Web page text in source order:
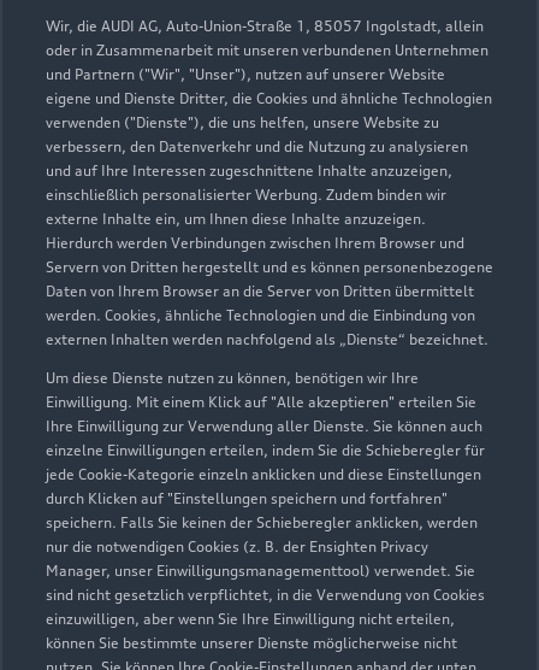
Wir, die AUDI AG, Auto-Union-Straße 1, 85057 Ingolstadt, allein
oder in Zusammenarbeit mit unseren verbundenen Unternehmen
und Partnern ("Wir", "Unser"), nutzen auf unserer Website
eigene und Dienste Dritter, die Cookies und ähnliche Technologien
verwenden ("Dienste"), die uns helfen, unsere Website zu
verbessern, den Datenverkehr und die Nutzung zu analysieren
und auf Ihre Interessen zugeschnittene Inhalte anzuzeigen,
einschließlich personalisierter Werbung. Zudem binden wir
externe Inhalte ein, um Ihnen diese Inhalte anzuzeigen.
Hierdurch werden Verbindungen zwischen Ihrem Browser und
Servern von Dritten hergestellt und es können personenbezogene
Daten von Ihrem Browser an die Server von Dritten übermittelt
werden. Cookies, ähnliche Technologien und die Einbindung von
externen Inhalten werden nachfolgend als „Dienste“ bezeichnet.
Um diese Dienste nutzen zu können, benötigen wir Ihre
Einwilligung. Mit einem Klick auf "Alle akzeptieren" erteilen Sie
Ihre Einwilligung zur Verwendung aller Dienste. Sie können auch
einzelne Einwilligungen erteilen, indem Sie die Schieberegler für
jede Cookie-Kategorie einzeln anklicken und diese Einstellungen
durch Klicken auf "Einstellungen speichern und fortfahren"
speichern. Falls Sie keinen der Schieberegler anklicken, werden
nur die notwendigen Cookies (z. B. der Ensighten Privacy
Manager, unser Einwilligungsmanagementtool) verwendet. Sie
sind nicht gesetzlich verpflichtet, in die Verwendung von Cookies
einzuwilligen, aber wenn Sie Ihre Einwilligung nicht erteilen,
können Sie bestimmte unserer Dienste möglicherweise nicht
Verträge kündigen
Ein Service der AUTOHAUSEN® AG, In der Spöck 4, 77656
Offenburg in Kooperation mit unseren Audi Partnern.
Der gezeigte Ankaufswert spiegelt den aktuellen Ankaufswert
Ihres Gebrauchten für den Ankauf oder die Inzahlungnahme
durch den Händler wider. Wir nutzen dafür sowohl DAT
Marktdaten als auch aktuelle Marktpreise. Der gezeigte Wert
dient zur Orientierung - Wert beeinflussende
Regionalfaktoren, Sonderausstattungen und der individuelle
Zustand Ihres Fahrzeugs können hier nicht vollends
berücksichtigt werden. Aus diesen Gründen kann die
endgültige Bewertung erst nach einer Prüfung des Fahrzeugs
durch den Audi Partner bzw. einen Kfz-Sachverständigen
erfolgen.
Ein Angebot der Audi Leasing, Zweigniederlassung der
Volkswagen Leasing GmbH, Gifhorner Str. 57, 38112
Braunschweig, für Privatkunden und gewerbliche
Einzelabnehmer.
Diese Leistung umfasst den Anspruch auf eine begrenzte
Übernahme der Kosten bis zu 35 Euro für Ersatzmobilität (z.B.